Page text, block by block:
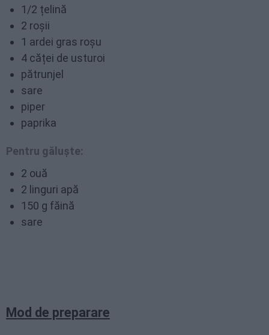
1/2 țelină
2 roșii
1 ardei gras roșu
4 căței de usturoi
pătrunjel
sare
piper
paprika
Pentru găluște:
2 ouă
2 linguri apă
150 g făină
sare
Mod de preparare